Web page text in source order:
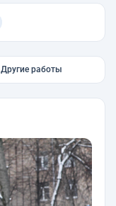
Другие работы